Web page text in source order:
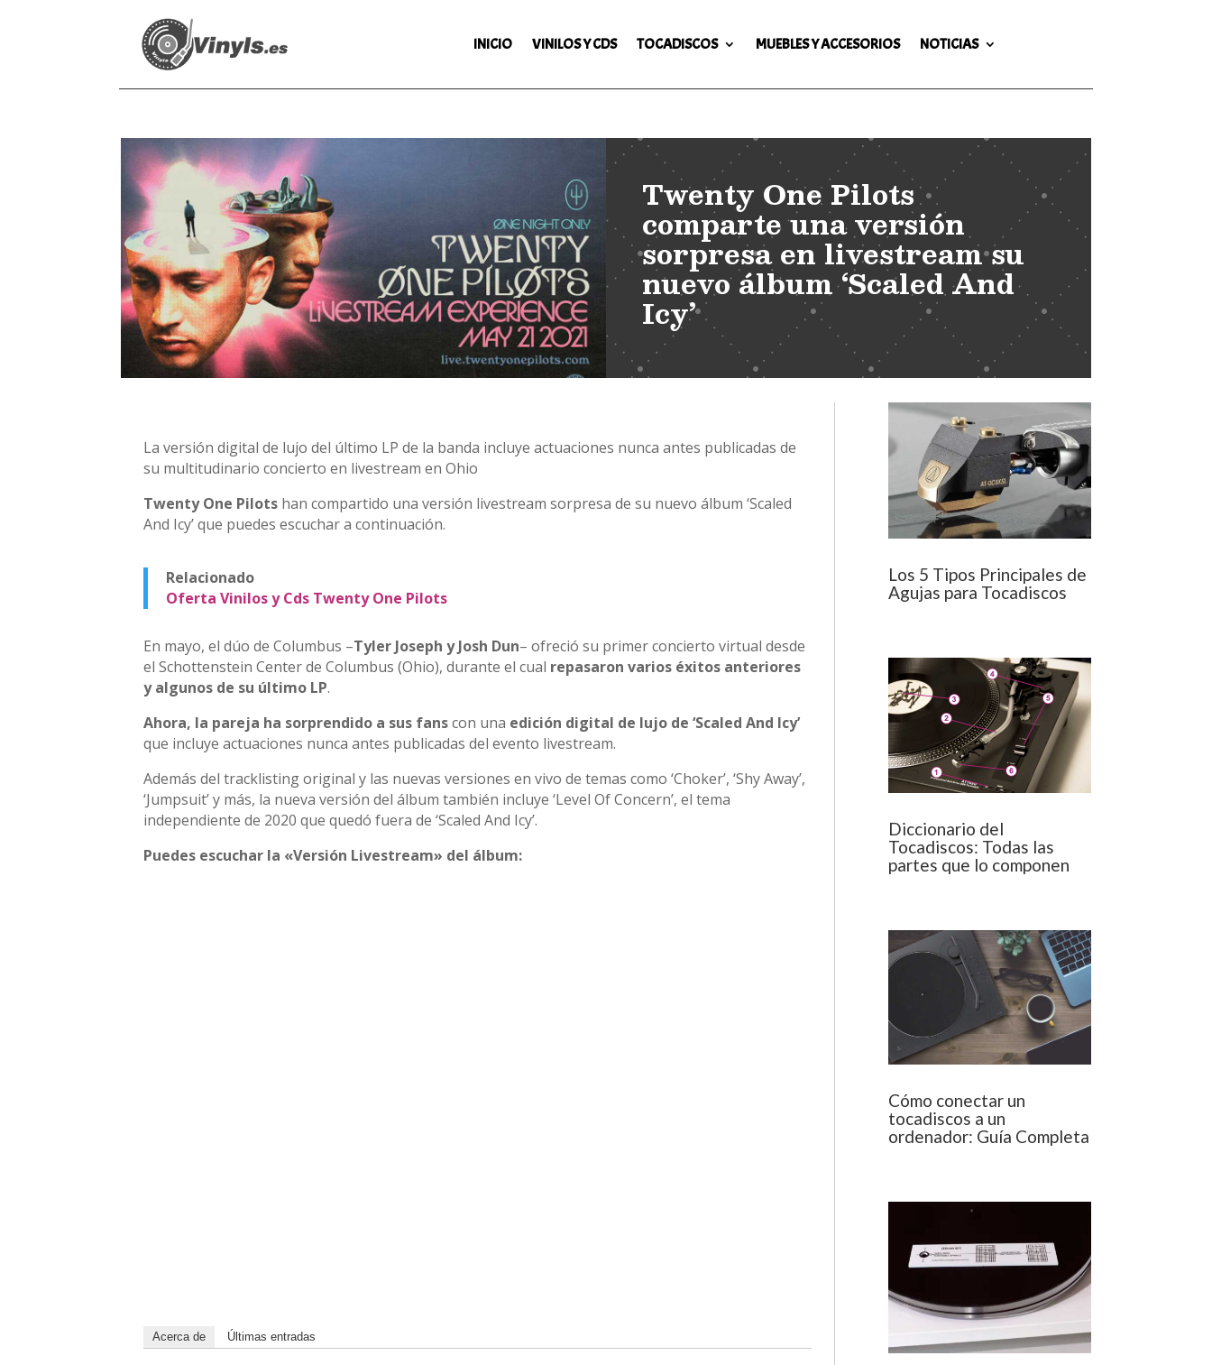
INICIO VINILOS Y CDS TOCADISCOS MUEBLES Y ACCESORIOS NOTICIAS
Twenty One Pilots
comparte una versión
sorpresa en livestream su
nuevo álbum ‘Scaled And
Icy’
La versión digital de lujo del último LP de la banda incluye actuaciones nunca antes publicadas de
su multitudinario concierto en livestream en Ohio
Twenty One Pilots han compartido una versión livestream sorpresa de su nuevo álbum ‘Scaled
And Icy’ que puedes escuchar a continuación.
Relacionado
Oferta Vinilos y Cds Twenty One Pilots
En mayo, el dúo de Columbus –Tyler Joseph y Josh Dun– ofreció su primer concierto virtual desde
el Schottenstein Center de Columbus (Ohio), durante el cual repasaron varios éxitos anteriores
y algunos de su último LP.
Ahora, la pareja ha sorprendido a sus fanscon una edición digital de lujo de ‘Scaled And Icy’
que incluye actuaciones nunca antes publicadas del evento livestream.
Además del tracklisting original y las nuevas versiones en vivo de temas como ‘Choker’, ‘Shy Away’,
‘Jumpsuit’ y más, la nueva versión del álbum también incluye ‘Level Of Concern’, el tema
independiente de 2020 que quedó fuera de ‘Scaled And Icy’.
Puedes escuchar la «Versión Livestream» del álbum:
Acerca de Últimas entradas
Los 5 Tipos Principales de
Agujas para Tocadiscos
Diccionario del
Tocadiscos: Todas las
partes que lo componen
Cómo conectar un
tocadiscos a un
ordenador: Guía Completa